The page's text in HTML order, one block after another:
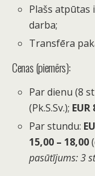
Plašs atpūtas
darba;
Transfēra
Cenas (piemērs):
Par dienu (8
(Pk.S.Sv.);
Par stundu:
15,00 – 18,00
pasūtījums: 3